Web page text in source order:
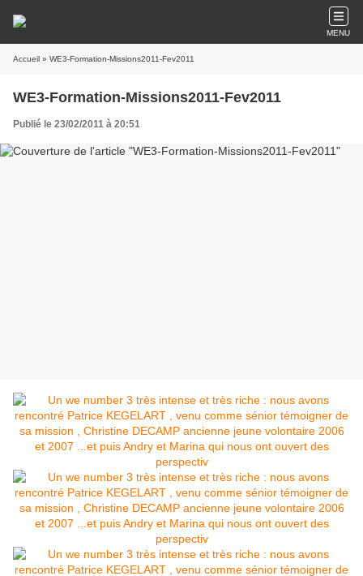
MENU
Accueil » WE3-Formation-Missions2011-Fev2011
WE3-Formation-Missions2011-Fev2011
Publié le 23/02/2011 à 20:51